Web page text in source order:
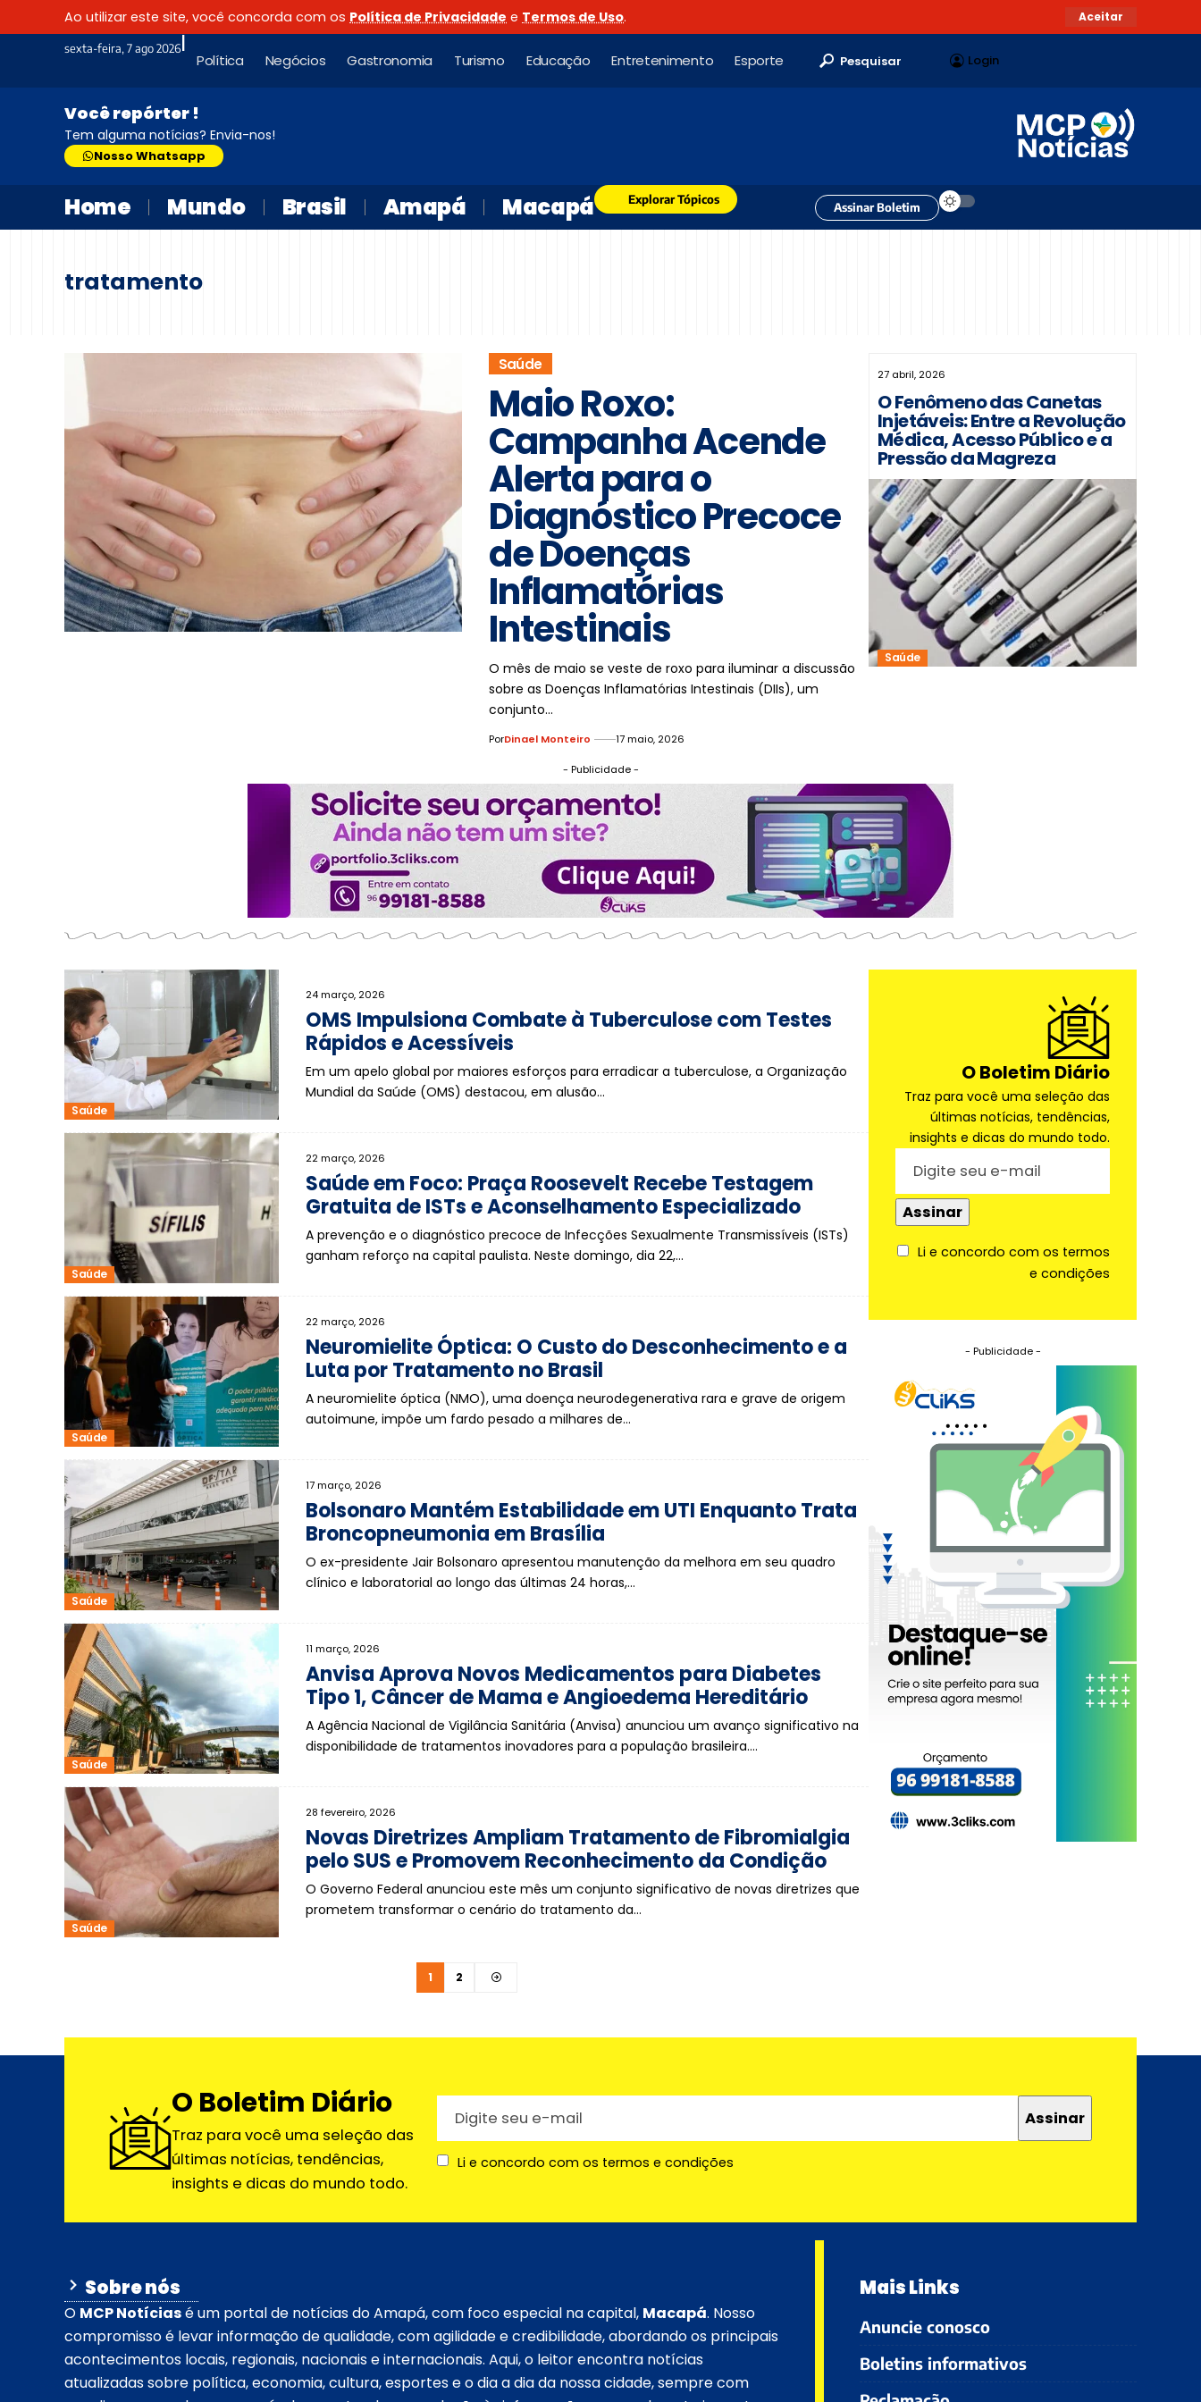
Ao utilizar este site, você concorda com os Política de Privacidade e Termos de Uso. Aceitar
sexta-feira, 7 ago 2026|
Política Negócios Gastronomia Turismo Educação Entretenimento Esporte Pesquisar Login
Você repórter !
Tem alguma notícias? Envia-nos!
Nosso Whatsapp
Home Mundo Brasil Amapá Macapá Explorar Tópicos
Assinar Boletim
tratamento
Saúde
Maio Roxo:
Campanha Acende
Alerta para o
Diagnóstico Precoce
de Doenças
Inflamatórias
Intestinais
O mês de maio se veste de roxo para iluminar a discussão
sobre as Doenças Inflamatórias Intestinais (DIIs), um
conjunto…
PorDinael Monteiro 17 maio, 2026
27 abril, 2026
O Fenômeno das Canetas
Injetáveis: Entre a Revolução
Médica, Acesso Público e a
Pressão da Magreza
Saúde
- Publicidade -
Saúde
24 março, 2026
OMS Impulsiona Combate à Tuberculose com Testes
Rápidos e Acessíveis
Em um apelo global por maiores esforços para erradicar a tuberculose, a Organização
Mundial da Saúde (OMS) destacou, em alusão…
Saúde
22 março, 2026
Saúde em Foco: Praça Roosevelt Recebe Testagem
Gratuita de ISTs e Aconselhamento Especializado
A prevenção e o diagnóstico precoce de Infecções Sexualmente Transmissíveis (ISTs)
ganham reforço na capital paulista. Neste domingo, dia 22,…
Saúde
22 março, 2026
Neuromielite Óptica: O Custo do Desconhecimento e a
Luta por Tratamento no Brasil
A neuromielite óptica (NMO), uma doença neurodegenerativa rara e grave de origem
autoimune, impõe um fardo pesado a milhares de…
Saúde
17 março, 2026
Bolsonaro Mantém Estabilidade em UTI Enquanto Trata
Broncopneumonia em Brasília
O ex-presidente Jair Bolsonaro apresentou manutenção da melhora em seu quadro
clínico e laboratorial ao longo das últimas 24 horas,…
Saúde
11 março, 2026
Anvisa Aprova Novos Medicamentos para Diabetes
Tipo 1, Câncer de Mama e Angioedema Hereditário
A Agência Nacional de Vigilância Sanitária (Anvisa) anunciou um avanço significativo na
disponibilidade de tratamentos inovadores para a população brasileira.…
Saúde
28 fevereiro, 2026
Novas Diretrizes Ampliam Tratamento de Fibromialgia
pelo SUS e Promovem Reconhecimento da Condição
O Governo Federal anunciou este mês um conjunto significativo de novas diretrizes que
prometem transformar o cenário do tratamento da…
1 2
O Boletim Diário
Traz para você uma seleção das
últimas notícias, tendências,
insights e dicas do mundo todo.
Li e concordo com os termos
e condições
- Publicidade -
O Boletim Diário
Traz para você uma seleção das
últimas notícias, tendências,
insights e dicas do mundo todo.
Li e concordo com os termos e condições
Sobre nós
O MCP Notíciasé um portal de notícias do Amapá, com foco especial na capital, Macapá. Nosso
compromisso é levar informação de qualidade, com agilidade e credibilidade, abordando os principais
acontecimentos locais, regionais, nacionais e internacionais. Aqui, o leitor encontra notícias
atualizadas sobre política, economia, cultura, esportes e o dia a dia da nossa cidade, sempre com
Mais Links
Anuncie conosco
Boletins informativos